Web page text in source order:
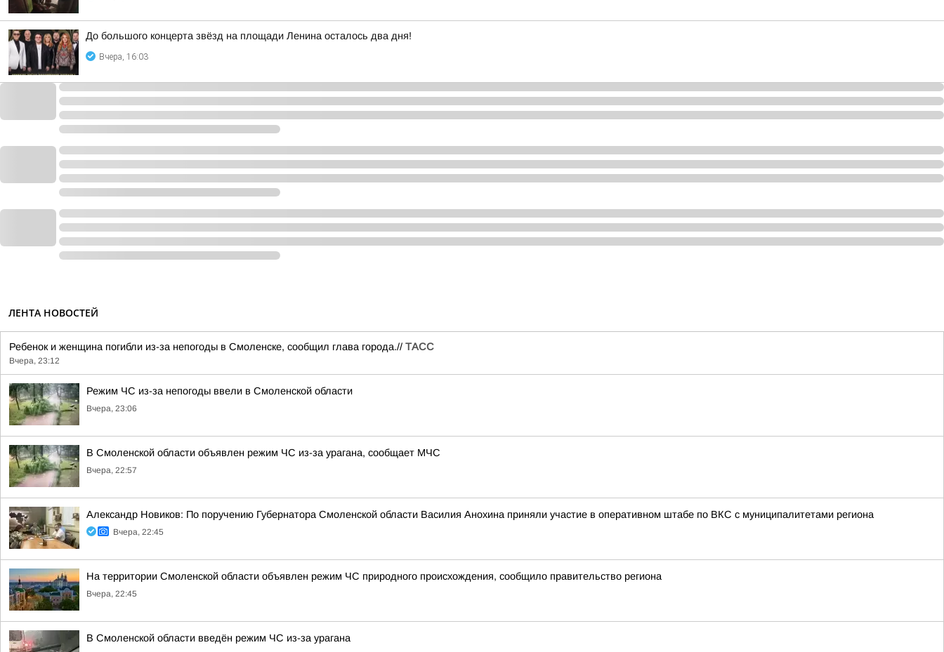
До большого концерта звёзд на площади Ленина осталось два дня!
Вчера, 16:03
ЛЕНТА НОВОСТЕЙ
Ребенок и женщина погибли из-за непогоды в Смоленске, сообщил глава города.// ТАСС
Вчера, 23:12
Режим ЧС из-за непогоды ввели в Смоленской области
Вчера, 23:06
В Смоленской области объявлен режим ЧС из-за урагана, сообщает МЧС
Вчера, 22:57
Александр Новиков: По поручению Губернатора Смоленской области Василия Анохина приняли участие в оперативном штабе по ВКС с муниципалитетами региона
Вчера, 22:45
На территории Смоленской области объявлен режим ЧС природного происхождения, сообщило правительство региона
Вчера, 22:45
В Смоленской области введён режим ЧС из-за урагана